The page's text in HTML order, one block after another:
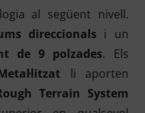
al següent nivell.
direccionals i un
de 9 polzades. Els
li aporten
Terrain System